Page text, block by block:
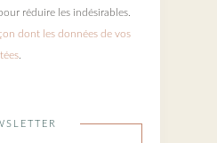
réduire les indésirables.
dont les données de vos